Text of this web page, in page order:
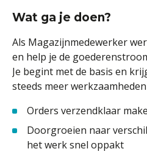
Wat ga je doen?
Als Magazijnmedewerker
en help je de
Je begint met de basis en
steeds meer
Orders verzendklaar
Doorgroeien naar
het werk snel oppakt